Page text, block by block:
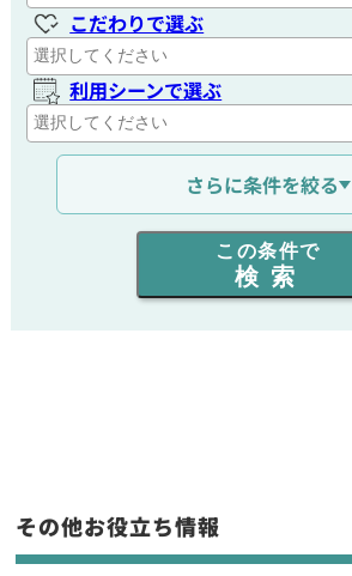
こだわりで選ぶ
利用シーンで選ぶ
通信距離を選ぶ
出力を選ぶ
同時通話人数を選ぶ
フリーワード入力(製品名等)
さらに条件を絞る
この条件で
検索
その他お役立ち情報